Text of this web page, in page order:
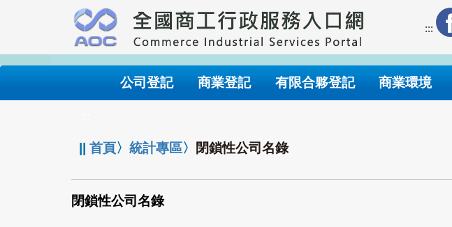
要
內
:::
公司登記 商業登記 有限合夥登記 商業環境
||首頁〉統計專區〉 閉鎖性公司名錄
閉鎖性公司名錄